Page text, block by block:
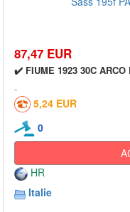
87,47 EUR
✔️ FIUME 1923 30C ARCO
5,24 EUR
0
HR
Italie